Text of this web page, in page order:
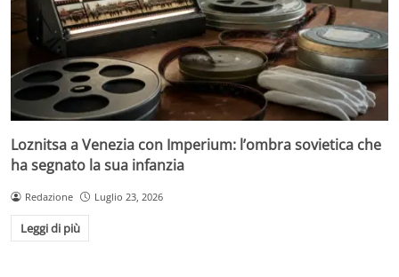
Loznitsa a Venezia con Imperium: l’ombra sovietica che
ha segnato la sua infanzia
Redazione Luglio 23, 2026
Leggi di più